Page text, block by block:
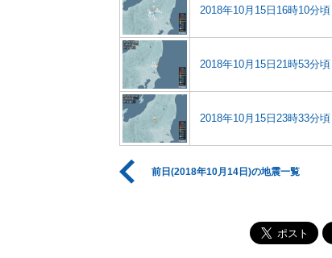
2018年10月15日16時10分頃
2018年10月15日21時53分頃
2018年10月15日23時33分頃
前日(2018年10月14日)の地震一覧